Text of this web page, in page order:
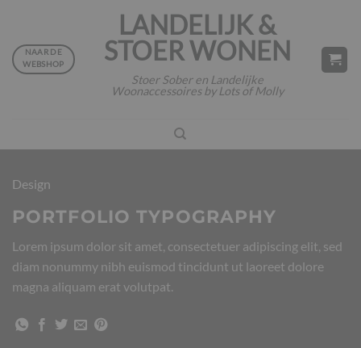
inhoud
LANDELIJK &
STOER WONEN
Stoer Sober en Landelijke
Woonaccessoires by Lots of Molly
NAAR DE
WEBSHOP
Design
PORTFOLIO TYPOGRAPHY
Lorem ipsum dolor sit amet, consectetuer adipiscing elit, sed
diam nonummy nibh euismod tincidunt ut laoreet dolore
magna aliquam erat volutpat.